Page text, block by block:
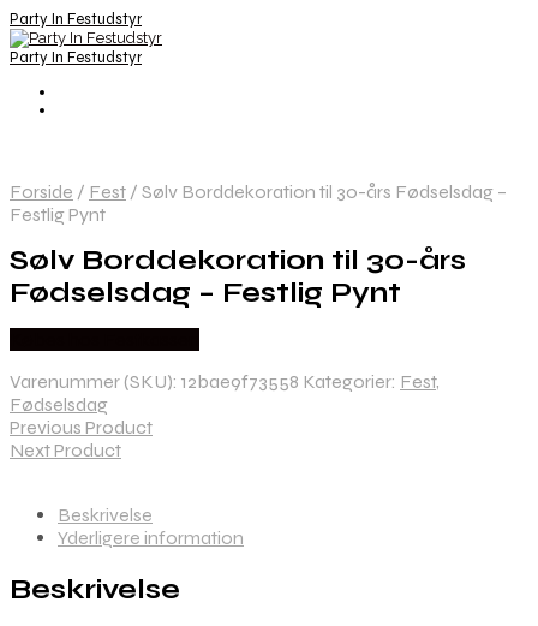
Party In Festudstyr
Party In Festudstyr
Forside / Fest / Sølv Borddekoration til 30-års Fødselsdag –
Festlig Pynt
Sølv Borddekoration til 30-års
Fødselsdag – Festlig Pynt
Varenummer (SKU): 12bae9f73558 Kategorier: Fest,
Fødselsdag
Previous Product
Next Product
Beskrivelse
Yderligere information
Beskrivelse